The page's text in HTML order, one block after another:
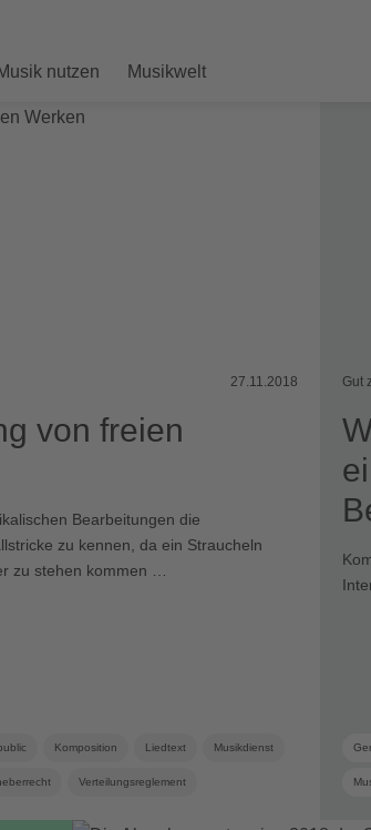
nutzen Musikwelt
27.11.2018
von freien
Bearbeitungen die
zu kennen, da ein Straucheln
zu stehen kommen …
Komposition Liedtext Musikdienst
Verteilungsreglement
Gut